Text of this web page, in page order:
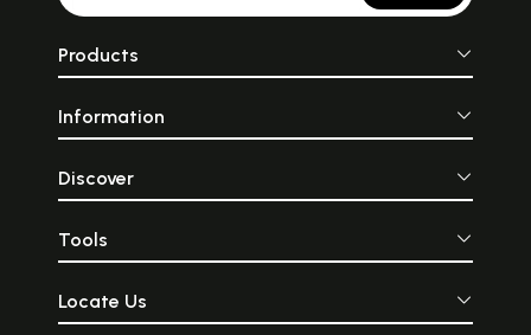
Products
Information
Discover
Tools
Locate Us